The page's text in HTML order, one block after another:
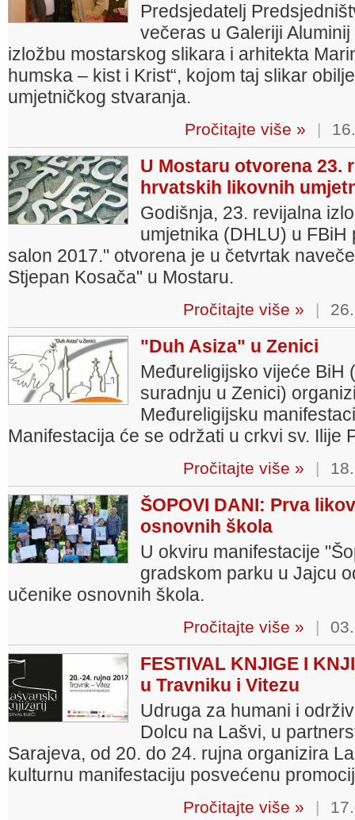
Predsjedatelj
večeras u Galeriji
izložbu mostarskog slikara i arhitekta
humska – kist i Krist“, kojom taj slikar
umjetničkog stvaranja.
Pročitajte više » |
U Mostaru otvorena 23.
hrvatskih likovnih
Godišnja, 23. revijalna
umjetnika (DHLU) u
salon 2017." otvorena je u četvrtak
Stjepan Kosača" u Mostaru.
Pročitajte više » |
"Duh Asiza" u Zenici
Međureligijsko vijeće BiH
suradnju u Zenici)
Međureligijsku
Manifestacija će se održati u crkvi sv. Ilije
Pročitajte više » |
ŠOPOVI DANI: Prva
osnovnih škola
U okviru manifestacije
gradskom parku u Jajcu
učenike osnovnih škola.
Pročitajte više » |
FESTIVAL KNJIGE I
u Travniku i Vitezu
Udruga za humani i
Dolcu na Lašvi, u
Sarajeva, od 20. do 24. rujna organizira
kulturnu manifestaciju posvećenu
Pročitajte više » |